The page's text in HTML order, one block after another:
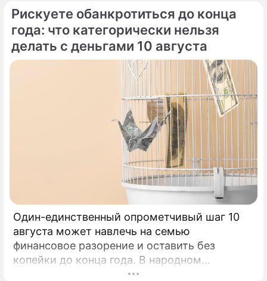
Рискуете обанкротиться до конца
года: что категорически нельзя
делать с деньгами 10 августа
Один-единственный опрометчивый шаг 10
августа может навлечь на семью
финансовое разорение и оставить без
копейки до конца года. В народном
календаре 10 августа 2026 года — дата с